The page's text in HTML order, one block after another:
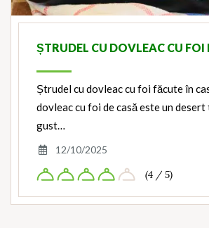
ȘTRUDEL CU DOVLEAC CU
Ștrudel cu dovleac cu foi făcute în
dovleac cu foi de casă este un
gust…
12/10/2025
(4 / 5)